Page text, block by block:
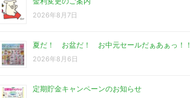
2026年8月7日
夏だ！ お盆だ！ お中元セールだぁあぁっ！！
2026年8月6日
定期貯金キャンペーンのお知らせ